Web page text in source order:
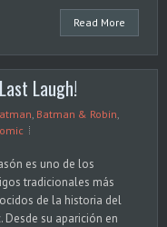
Read More
Laugh!
Batman & Robin
es uno de los
tradicionales más
de la historia del
Desde su aparición en